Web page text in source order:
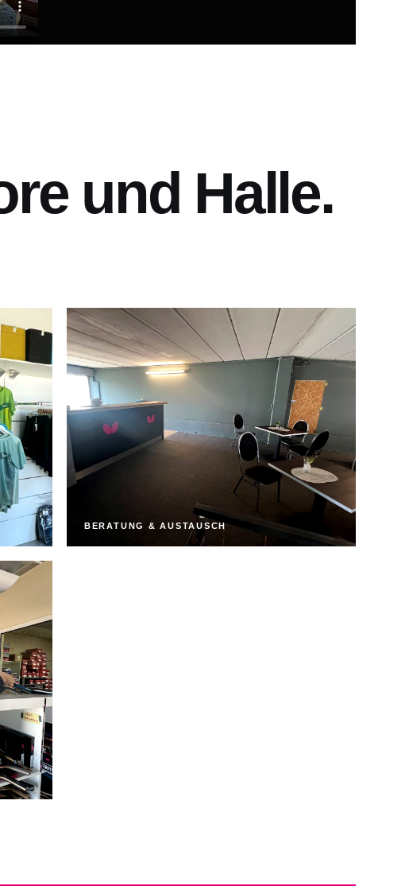
und Halle.
BERATUNG & AUSTAUSCH